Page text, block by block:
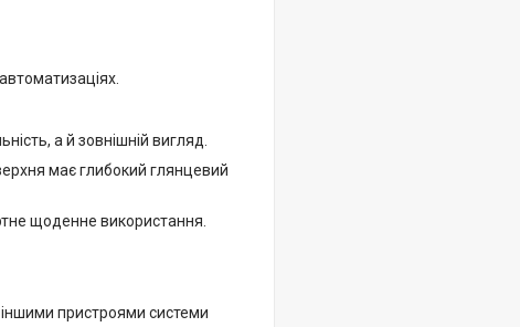
а й зовнішній вигляд.
має глибокий глянцевий
щоденне використання.
пристроями системи